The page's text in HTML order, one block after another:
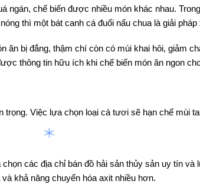
chế biến được nhiều món khác nhau.
thì một bát canh cá đuối nấu chua là giải
bị đắng, thậm chí còn có mùi khai hôi, giảm
thông tin hữu ích khi chế biến món ăn ngon
Việc lựa chọn loại cá tươi sẽ hạn chế mùi
các địa chỉ bán đồ hải sản thủy sản uy tín và
khả năng chuyển hóa axit nhiều hơn.